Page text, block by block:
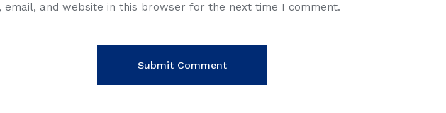
email, and website in this browser for the next time I comment.